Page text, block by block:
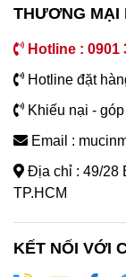
THƯƠNG MẠI
Hotline : 0901
Hotline đặt
Khiếu nại -
Email :
Địa chỉ : 49/28
TP.HCM
KẾT NỐI VỚI